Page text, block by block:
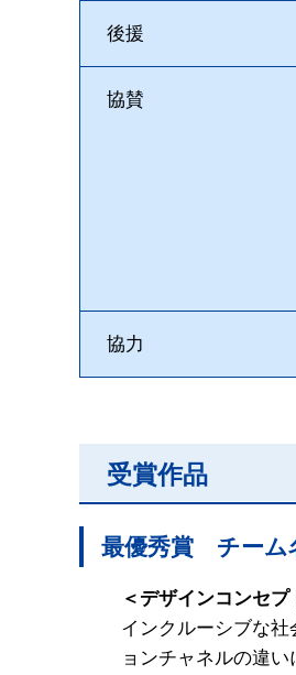
後援
協賛
協力
受賞作品
最優秀賞 チーム
＜デザインコンセプ
インクルーシブな
ョンチャネルの違